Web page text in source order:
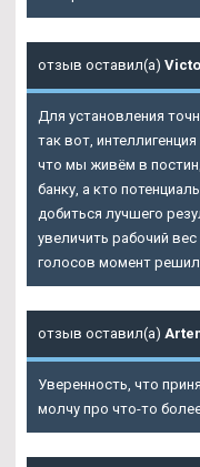
отзыв оставил(а)
Для установления
так вот,
что мы живём в
банку, а кто
добиться лучшего
увеличить рабочий
голосов момент
отзыв оставил(а)
Уверенность, что
молчу про что-то